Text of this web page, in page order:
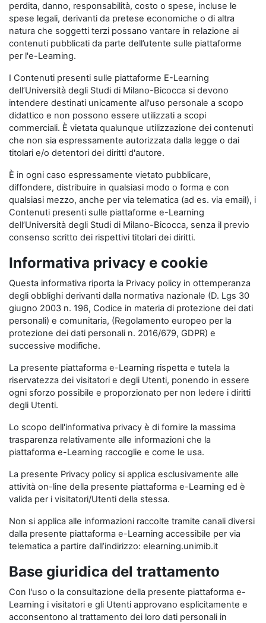
perdita, danno, responsabilità, costo o spese, incluse le
spese legali, derivanti da pretese economiche o di altra
natura che soggetti terzi possano vantare in relazione ai
contenuti pubblicati da parte dell’utente sulle piattaforme
per l'e-Learning.
I Contenuti presenti sulle piattaforme E-Learning
dell’Università degli Studi di Milano-Bicocca si devono
intendere destinati unicamente all'uso personale a scopo
didattico e non possono essere utilizzati a scopi
commerciali. È vietata qualunque utilizzazione dei contenuti
che non sia espressamente autorizzata dalla legge o dai
titolari e/o detentori dei diritti d'autore.
È in ogni caso espressamente vietato pubblicare,
diffondere, distribuire in qualsiasi modo o forma e con
qualsiasi mezzo, anche per via telematica (ad es. via email), i
Contenuti presenti sulle piattaforme e-Learning
dell’Università degli Studi di Milano-Bicocca, senza il previo
consenso scritto dei rispettivi titolari dei diritti.
Informativa privacy e cookie
Questa informativa riporta la Privacy policy in ottemperanza
degli obblighi derivanti dalla normativa nazionale (D. Lgs 30
giugno 2003 n. 196, Codice in materia di protezione dei dati
personali) e comunitaria, (Regolamento europeo per la
protezione dei dati personali n. 2016/679, GDPR) e
successive modifiche.
La presente piattaforma e-Learning rispetta e tutela la
riservatezza dei visitatori e degli Utenti, ponendo in essere
ogni sforzo possibile e proporzionato per non ledere i diritti
degli Utenti.
Lo scopo dell'informativa privacy è di fornire la massima
trasparenza relativamente alle informazioni che la
piattaforma e-Learning raccoglie e come le usa.
La presente Privacy policy si applica esclusivamente alle
attività on-line della presente piattaforma e-Learning ed è
valida per i visitatori/Utenti della stessa.
Non si applica alle informazioni raccolte tramite canali diversi
dalla presente piattaforma e-Learning accessibile per via
telematica a partire dall’indirizzo: elearning.unimib.it
Base giuridica del trattamento
Con l'uso o la consultazione della presente piattaforma e-
Learning i visitatori e gli Utenti approvano esplicitamente e
acconsentono al trattamento dei loro dati personali in